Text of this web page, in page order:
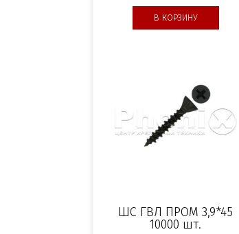
В КОРЗИНУ
ШС ГВЛ ПРОМ 3,9*45
10000 шт.